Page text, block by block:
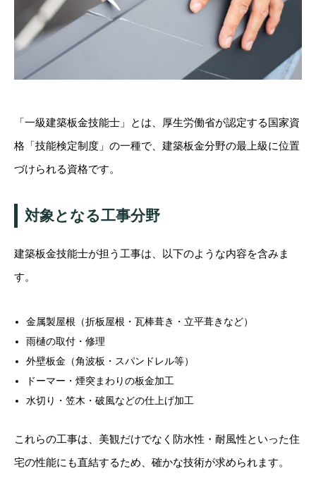
「一級建築板金技能士」とは、厚生労働省が認定する国家資
格「技能検定制度」の一種で、建築板金分野の最上級に位置
づけられる資格です。
対象となる工事分野
建築板金技能士が担う工事は、以下のような内容を含みま
す。
金属製屋根（折板屋根・瓦棒葺き・立平葺きなど）
雨樋の取付・修理
外壁板金（角波板・スパンドレル等）
ドーマー・煙突まわりの板金加工
水切り・笠木・破風などの仕上げ加工
これらの工事は、美観だけでなく防水性・耐風性といった住
宅の性能にも直結するため、確かな技術が求められます。